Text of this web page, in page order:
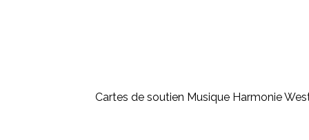
Cartes de soutien Musique Harmonie